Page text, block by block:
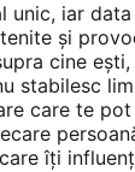
iar
și
cine
stabilesc
care te
îți